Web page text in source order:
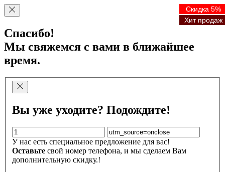
Спасибо!
Мы свяжемся с вами в ближайшее
время.
Вы уже уходите? Подождите!
У нас есть специальное предложение для вас!
Оставьте свой номер телефона, и мы сделаем Вам
дополнительную скидку.!
Скидка 5%
Хит продаж
Скидка 5%
Хит продаж
Скидка 5%
Хит продаж
Скидка 5%
Хит продаж